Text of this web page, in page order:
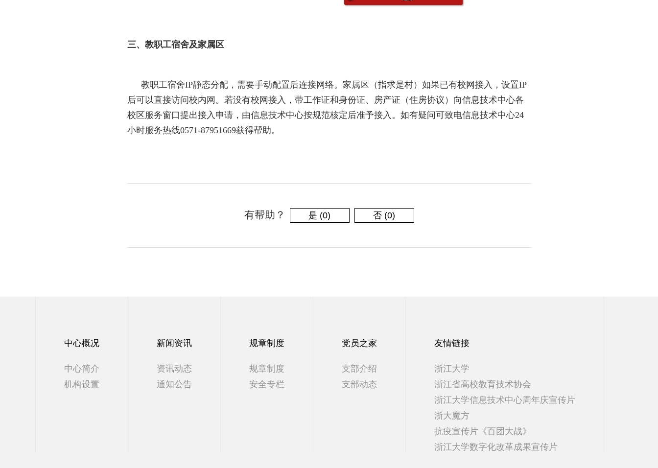
三、教职工宿舍及家属区
教职工宿舍IP静态分配，需要手动配置后连接网络。家属区 （指求是村） 如果已有校网接入，设置IP
后可以直接访问校内网。若没有校网接入，带工作证和身份证、房产证（住房协议）向信息技术中心各
校区 服务窗口提出接入申请，由信息技术中心按规范核定后准予接入。如有疑问可致电信息技术中心24
小时服务热线0571-87951669获得帮助。
有帮助？ 是 (0) 否 (0)
中心概况
中心简介
机构设置
新闻资讯
资讯动态
通知公告
规章制度
规章制度
安全专栏
党员之家
支部介绍
支部动态
友情链接
浙江大学
浙江省高校教育技术协会
浙江大学信息技术中心周年庆宣传片
浙大魔方
抗疫宣传片《百团大战》
浙江大学数字化改革成果宣传片